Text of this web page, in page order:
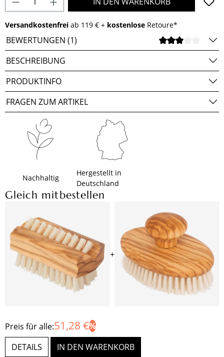
Versandkostenfrei ab 119 € + kostenlose Retoure*
BEWERTUNGEN (1)
BESCHREIBUNG
PRODUKTINFO
FRAGEN ZUM ARTIKEL
Nachhaltig
Hergestellt in
Deutschland
Gleich mitbestellen
+
Preis für alle:51,28 €
DETAILS IN DEN WARENKORB